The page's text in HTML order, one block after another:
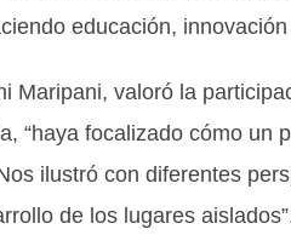
educación,
Maripani, valoró la
“haya focalizado cómo un
ilustró con diferentes
de los lugares